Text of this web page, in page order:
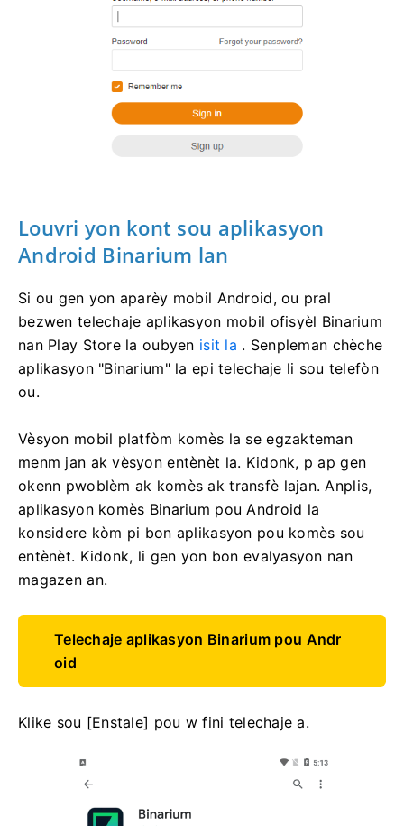
Louvri yon kont sou aplikasyon
Android Binarium lan
Si ou gen yon aparèy mobil Android, ou pral
bezwen telechaje aplikasyon mobil ofisyèl Binarium
nan Play Store la oubyen isit la . Senpleman chèche
aplikasyon "Binarium" la epi telechaje li sou telefòn
ou.
Vèsyon mobil platfòm komès la se egzakteman
menm jan ak vèsyon entènèt la. Kidonk, p ap gen
okenn pwoblèm ak komès ak transfè lajan. Anplis,
aplikasyon komès Binarium pou Android la
konsidere kòm pi bon aplikasyon pou komès sou
entènèt. Kidonk, li gen yon bon evalyasyon nan
magazen an.
Telechaje aplikasyon Binarium pou Andr
oid
Klike sou [Enstale] pou w fini telechaje a.